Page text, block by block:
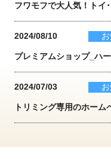
フワモフで大人気！トイ
2024/08/10
プレミアムショップ_ハ
2024/07/03
トリミング専用のホーム